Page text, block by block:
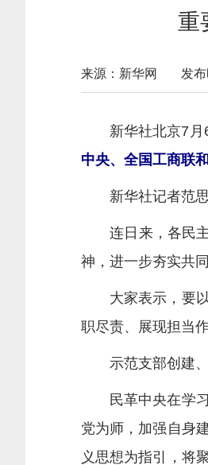
重
来源：新华网 发
新华社北京7月
中央、全国工商联
新华社记者范思
连日来，各民主
神，进一步夯实共
大家表示，要以
职尽责、展现担当
示范支部创建、
民革中央在学习
党为师，加强自身
义思想为指引，将